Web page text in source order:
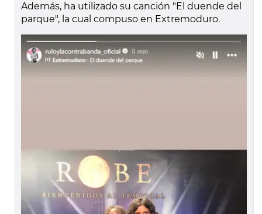
Además, ha utilizado su canción "El duende del
parque", la cual compuso en Extremoduro.